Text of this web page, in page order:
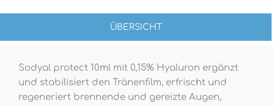
ÜBERSICHT
Sodyal protect 10ml mit 0,15% Hyaluron ergänzt
und stabilisiert den Tränenfilm, erfrischt und
regeneriert brennende und gereizte Augen,